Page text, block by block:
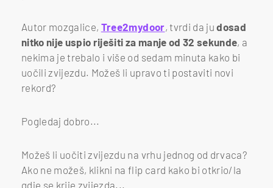
Autor mozgalice, Tree2mydoor, tvrdi da ju dosad
nitko nije uspio riješiti za manje od 32 sekunde, a
nekima je trebalo i više od sedam minuta kako bi
uočili zvijezdu. Možeš li upravo ti postaviti novi
rekord?
Pogledaj dobro...
Možeš li uočiti zvijezdu na vrhu jednog od drvaca?
Ako ne možeš, klikni na flip card kako bi otkrio/la
gdje se krije zvijezda...